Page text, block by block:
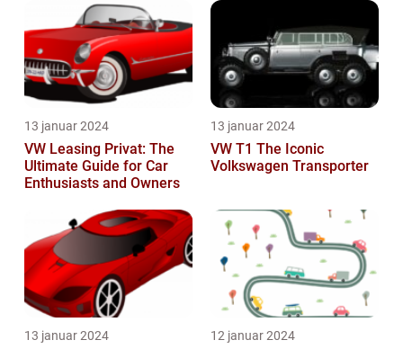
13 januar 2024
VW Leasing Privat: The
Ultimate Guide for Car
Enthusiasts and Owners
13 januar 2024
VW T1 The Iconic
Volkswagen Transporter
13 januar 2024 12 januar 2024